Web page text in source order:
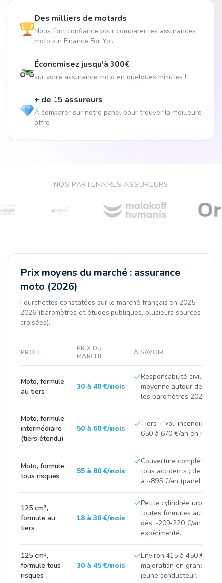
Des milliers de motards
Nous font confiance pour comparer les assurances
moto sur Finance For You
Économisez jusqu'à 300€
sur votre assurance moto en quelques minutes !
+ de 15 assureurs
À comparer sur notre panel pour trouver la meilleure
offre
NOS PARTENAIRES ASSUREURS
Prix moyens du marché : assurance
moto (2026)
Fourchettes constatées sur le marché français en 2025-
2026 (baromètres et études publiques, plusieurs sources
croisées).
PROFIL
PRIX DU
MARCHÉ
À SAVOIR
Moto, formule
au tiers
30 à 40 €/mois
Responsabilité civile
moyenne autour de 420
les baromètres 2025.
Moto, formule
intermédiaire
(tiers étendu)
50 à 60 €/mois
Tiers + vol, incendie,
650 à 670 €/an en
Moto, formule
tous risques
55 à 80 €/mois
Couverture complète
tous accidents ; de ~600
à ~895 €/an (panel gros
125 cm³,
formule au
tiers
18 à 30 €/mois
Petite cylindrée urbaine,
toutes formules autour
dès ~200-220 €/an pour
expérimenté.
125 cm³,
formule tous
risques
30 à 45 €/mois
Environ 415 à 450 €/an
majoration en grande
jeune conducteur.